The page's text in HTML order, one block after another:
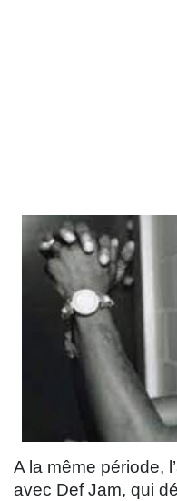
A la même période,
avec Def Jam, qui